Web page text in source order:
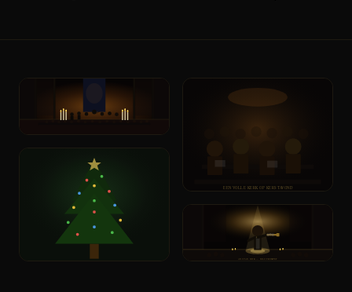
EEN VOLLE KERK OP KERSTAVOND
ANS VAN DIJK — SOLOTROMPET